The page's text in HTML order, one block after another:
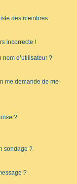
des membres
incorrecte !
d’utilisateur ?
me demande de me
?
sondage ?
?